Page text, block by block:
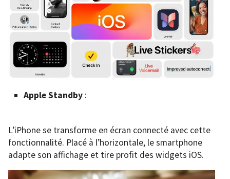
Apple Standby :
L’iPhone se transforme en écran connecté avec cette
fonctionnalité. Placé à l’horizontale, le smartphone
adapte son affichage et tire profit des widgets iOS.